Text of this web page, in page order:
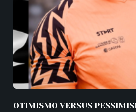
OTIMISMO VERSUS